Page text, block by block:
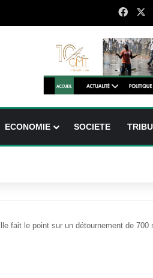
ECONOMIE SOCIETE
fait le point sur un détournement de 700